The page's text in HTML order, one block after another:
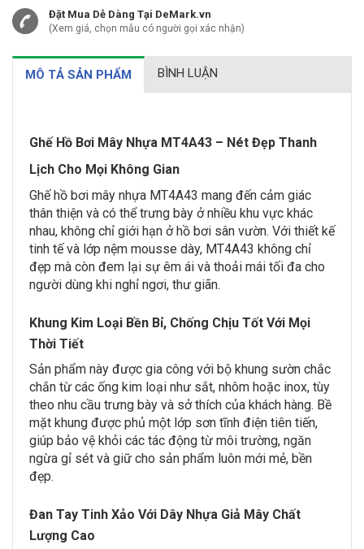
Đặt Mua Dễ Dàng Tại DeMark.vn
(Xem giá, chọn mẫu có người gọi xác nhận)
MÔ TẢ SẢN PHẨM BÌNH LUẬN
Ghế Hồ Bơi Mây Nhựa MT4A43 – Nét Đẹp Thanh
Lịch Cho Mọi Không Gian
Ghế hồ bơi mây nhựa MT4A43 mang đến cảm giác
thân thiện và có thể trưng bày ở nhiều khu vực khác
nhau, không chỉ giới hạn ở hồ bơi sân vườn. Với thiết kế
tinh tế và lớp nệm mousse dày, MT4A43 không chỉ
đẹp mà còn đem lại sự êm ái và thoải mái tối đa cho
người dùng khi nghỉ ngơi, thư giãn.
Khung Kim Loại Bền Bỉ, Chống Chịu Tốt Với Mọi
Thời Tiết
Sản phẩm này được gia công với bộ khung sườn chắc
chắn từ các ống kim loại như sắt, nhôm hoặc inox, tùy
theo nhu cầu trưng bày và sở thích của khách hàng. Bề
mặt khung được phủ một lớp sơn tĩnh điện tiên tiến,
giúp bảo vệ khỏi các tác động từ môi trường, ngăn
ngừa gỉ sét và giữ cho sản phẩm luôn mới mẻ, bền
đẹp.
Đan Tay Tinh Xảo Với Dây Nhựa Giả Mây Chất
Lượng Cao